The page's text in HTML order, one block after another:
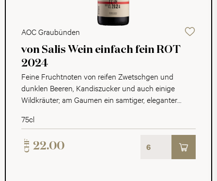
AOC Graubünden
von Salis Wein einfach fein ROT
2024
Feine Fruchtnoten von reifen Zwetschgen und
dunklen Beeren, Kandiszucker und auch einige
Wildkräuter; am Gaumen ein samtiger, eleganter
wiederum viel Frucht, einem Hauch von
75cl
CHF 22.00